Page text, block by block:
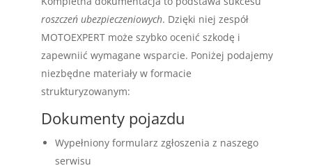
roszczeń ubezpieczeniowych. Dzięki niej zespół
MOTOEXPERT może szybko ocenić szkodę i
zapewniić wymagane wsparcie. Poniżej podajemy
niezbędne materiały w formacie
strukturyzowanym:
Dokumenty pojazdu
Wypełniony formularz zgłoszenia z naszego
serwisu